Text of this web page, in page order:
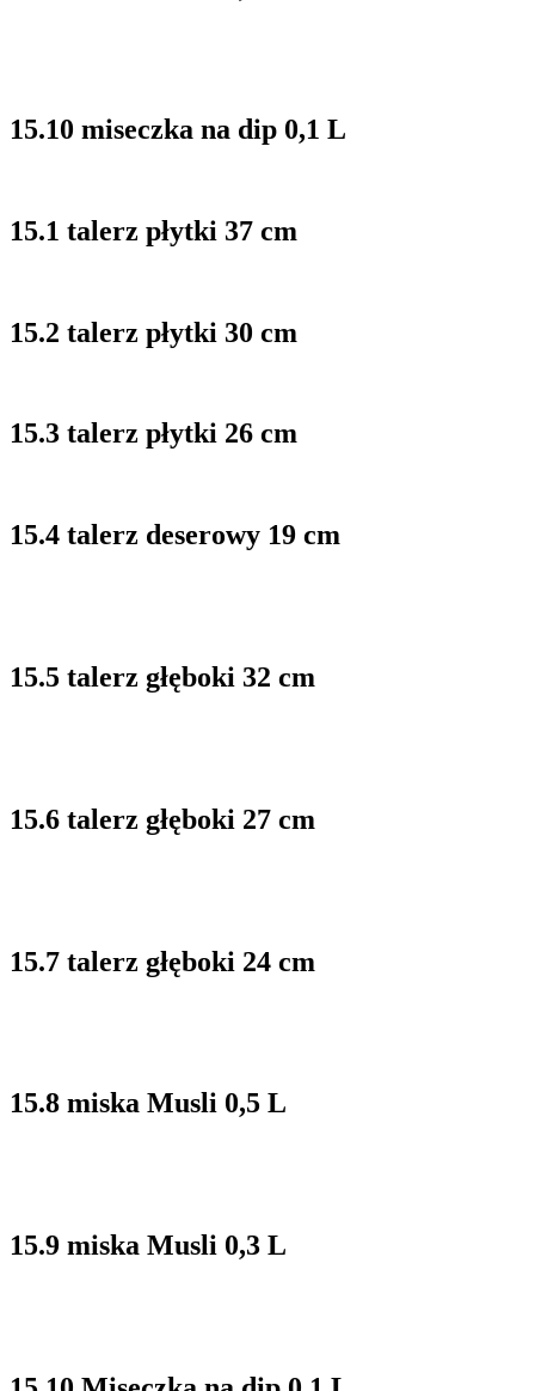
15.10 miseczka na dip 0,1 L
15.1 talerz płytki 37 cm
15.2 talerz płytki 30 cm
15.3 talerz płytki 26 cm
15.4 talerz deserowy 19 cm
15.5 talerz głęboki 32 cm
15.6 talerz głęboki 27 cm
15.7 talerz głęboki 24 cm
15.8 miska Musli 0,5 L
15.9 miska Musli 0,3 L